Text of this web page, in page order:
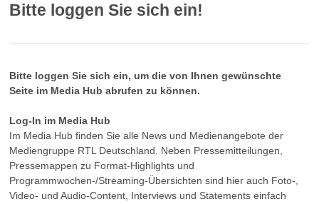
Bitte loggen Sie sich ein!
Bitte loggen Sie sich ein, um die von Ihnen gewünschte
Seite im Media Hub abrufen zu können.
Log-In im Media Hub
Im Media Hub finden Sie alle News und Medienangebote der
Mediengruppe RTL Deutschland. Neben Pressemitteilungen,
Pressemappen zu Format-Highlights und
Programmwochen-/Streaming-Übersichten sind hier auch Foto-,
Video- und Audio-Content, Interviews und Statements einfach